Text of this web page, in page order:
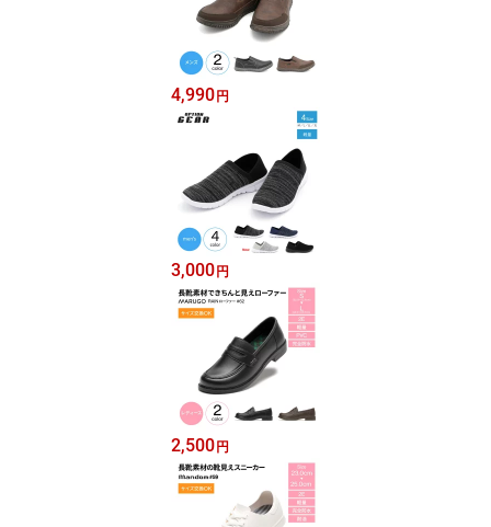
4,990 円
3,000 円
2,500 円